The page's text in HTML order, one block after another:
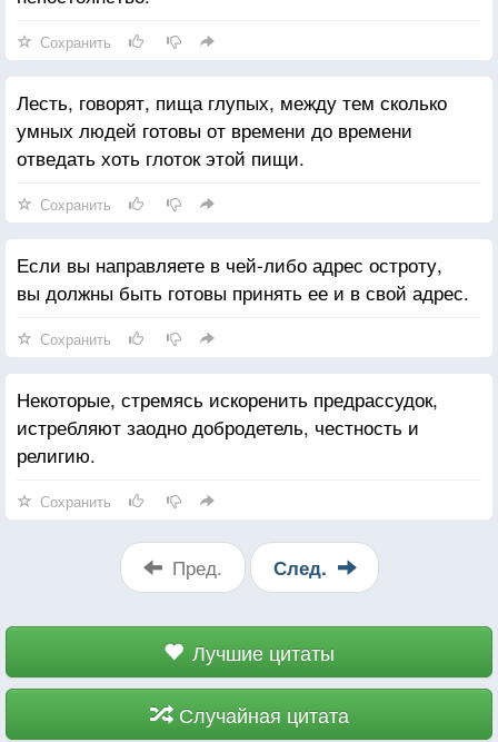
Сохранить
Лесть, говорят, пища глупых, между тем сколько
умных людей готовы от времени до времени
отведать хоть глоток этой пищи.
Сохранить
Если вы направляете в чей-либо адрес остроту,
вы должны быть готовы принять ее и в свой адрес.
Сохранить
Некоторые, стремясь искоренить предрассудок,
истребляют заодно добродетель, честность и
религию.
Сохранить
Пред. След.
Лучшие цитаты
Случайная цитата